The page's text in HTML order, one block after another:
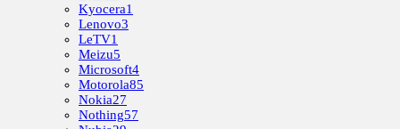
Kyocera1
Lenovo3
LeTV1
Meizu5
Microsoft4
Motorola85
Nokia27
Nothing57